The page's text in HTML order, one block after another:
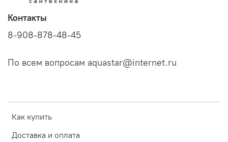
Как купить
Доставка и оплата
Контакты
8-908-878-48-45
По всем вопросам aquastar@internet.ru